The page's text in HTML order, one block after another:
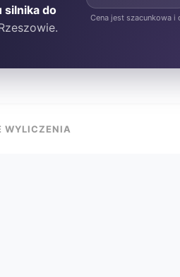
silnika do
Cena jest szacunkowa i
WYLICZENIA